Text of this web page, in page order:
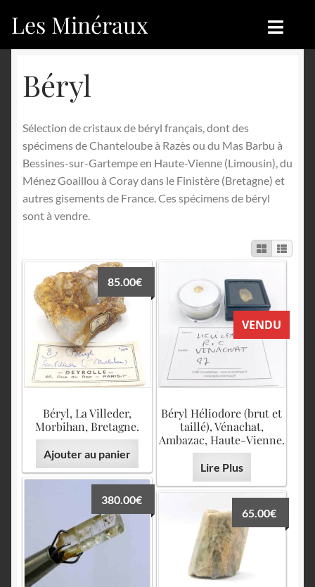
Aller
à
navigation
Aller
au
Les Minéraux
Catégories
Nouveautés
Achat
Mon compte
Français
English
Boutique
Nouveautés
Blog
Achat
Sites amis
Béryl
Sélection de cristaux de béryl français, dont des
spécimens de Chanteloube à Razès ou du Mas Barbu à
Bessines-sur-Gartempe en Haute-Vienne (Limousin), du
Ménez Goaillou à Coray dans le Finistère (Bretagne) et
autres gisements de France. Ces spécimens de béryl
sont à vendre.
Béryl, La Villeder,
Morbihan, Bretagne.
85.00€
Ajouter au panier
VENDU
Béryl Héliodore (brut et
taillé), Vénachat,
Ambazac, Haute-Vienne.
Lire Plus
380.00€
65.00€